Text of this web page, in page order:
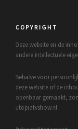
COPYRIGHT
Deze website en de
andere intellectuele
Behalve voor
deze website of de
openbaar gemaakt,
utopiatvshow.nl